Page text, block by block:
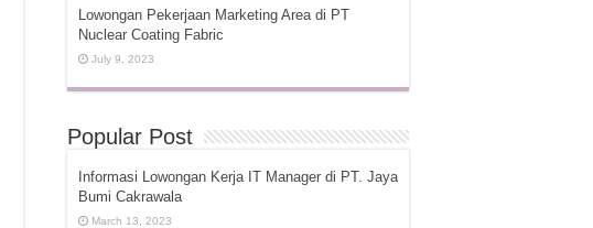
Lowongan Pekerjaan Marketing Area di PT
Nuclear Coating Fabric
July 9, 2023
Popular Post
Informasi Lowongan Kerja IT Manager di PT. Jaya
Bumi Cakrawala
March 13, 2023